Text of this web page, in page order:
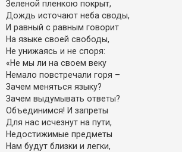
Зеленой пленкою покрыт,
Дождь источают неба своды,
И равный с равным говорит
На языке своей свободы,
Не унижаясь и не споря:
«Не мы ли на своем веку
Немало повстречали горя –
Зачем меняться языку?
Зачем выдумывать ответы?
Объединимся! И запреты
Для нас исчезнут на пути,
Недостижимые предметы
Нам будут близки и легки,